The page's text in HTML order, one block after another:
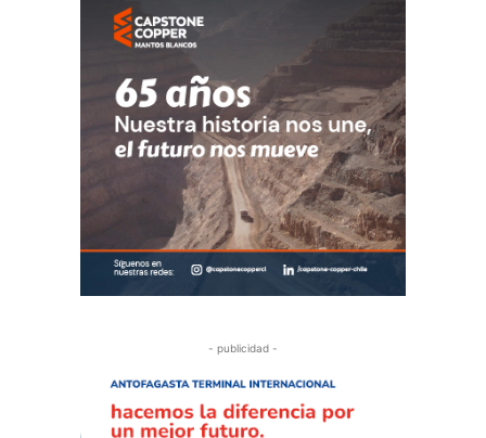
- publicidad -